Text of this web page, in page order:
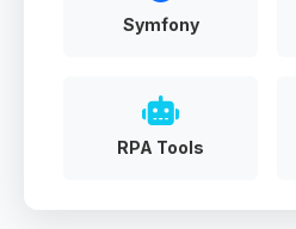
Symfony
RPA Tools